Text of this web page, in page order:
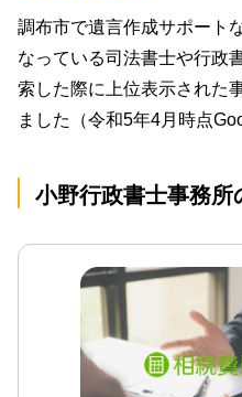
調布市で遺言作成サポート
なっている司法書士や行政
索した際に上位表示された
ました（令和5年4月時点
小野行政書士事務所